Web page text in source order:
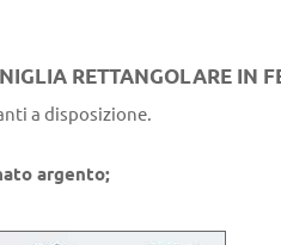
RETTANGOLARE IN
a disposizione.
argento;